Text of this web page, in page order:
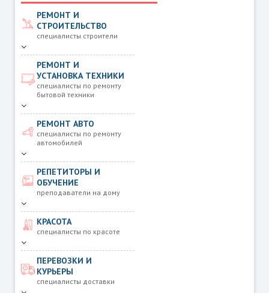
РЕМОНТ И
СТРОИТЕЛЬСТВО
специалисты строители
РЕМОНТ И
УСТАНОВКА ТЕХНИКИ
специалисты по ремонту
бытовой техники
РЕМОНТ АВТО
специалисты по ремонту
автомобилей
РЕПЕТИТОРЫ И
ОБУЧЕНИЕ
преподаватели на дому
КРАСОТА
специалисты по красоте
ПЕРЕВОЗКИ И
КУРЬЕРЫ
специалисты доставки